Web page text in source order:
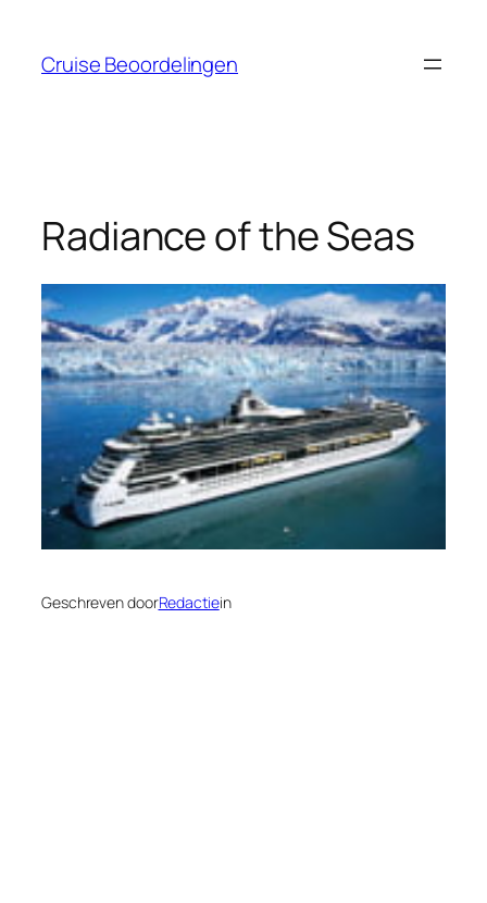
Cruise Beoordelingen
Radiance of the Seas
Geschreven doorRedactiein